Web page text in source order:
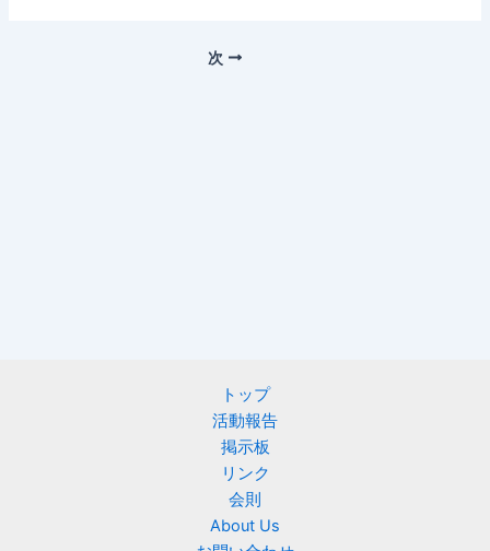
次
トップ
活動報告
掲示板
リンク
会則
About Us